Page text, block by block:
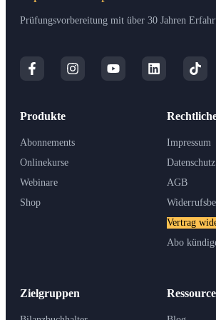
Prüfungsvorbereitung mit über 30 Jahren
Produkte
Abonnements
Onlinekurse
Webinare
Shop
Zielgruppen
Impressum
Datenschutz
AGB
Vertrag
Abo